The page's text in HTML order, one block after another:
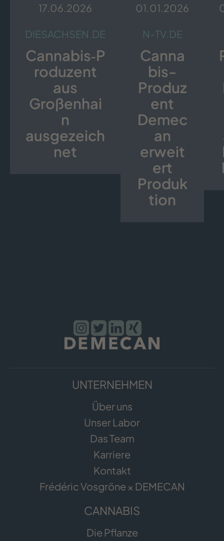
17.06.2026
DIESACHSEN.DE
Cannabis‑P
roduzent
aus
Großenhai
n
ausgezeich
net
01.01.2026
N-TV.DE
Canna
bis-
Produz
ent
Demec
an
erweit
ert
Produk
tion
UNTERNEHMEN
Über uns
Unser Labor
Das Team
Karriere
Kontakt
Frédéric Vosgröne × DEMECAN
CANNABIS
Die Pflanze